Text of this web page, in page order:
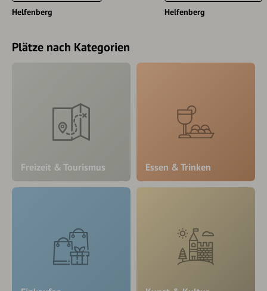
Helfenberg Helfenberg
Plätze nach Kategorien
Freizeit & Tourismus Essen & Trinken